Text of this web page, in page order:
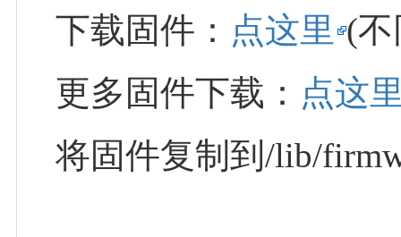
下载固件： 点这里 (
更多固件下载： 点这
将固件复制到/lib/